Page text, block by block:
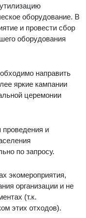
оборудование. В
и провести сбор
оборудования
направить
яркие кампании
церемонии
и
по запросу.
экомероприятия,
организации и не
(т.к.
этих отходов).